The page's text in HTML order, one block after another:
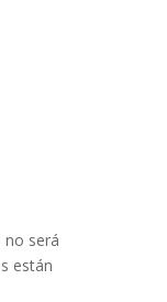
no será
están